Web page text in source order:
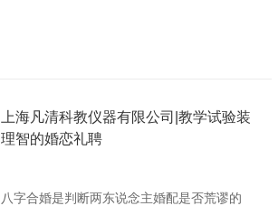
海凡清科教仪器有限公司|教学试验装
智的婚恋礼聘
字合婚是判断两东说念主婚配是否荒谬的